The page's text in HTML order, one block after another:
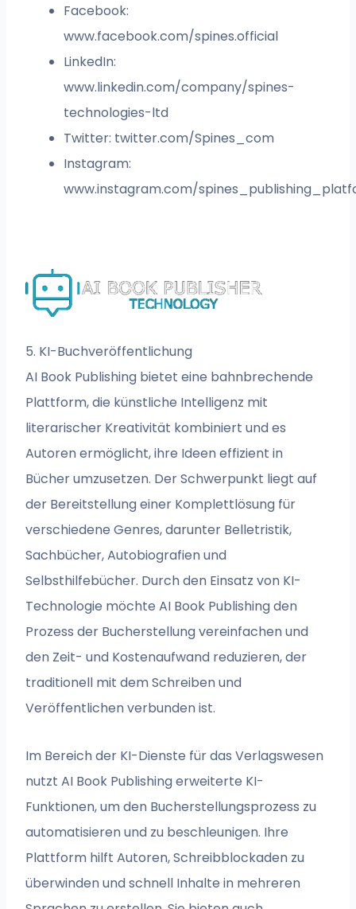
Facebook:
www.facebook.com/spines.official
LinkedIn:
www.linkedin.com/company/spines-
technologies-ltd
Twitter: twitter.com/Spines_com
Instagram:
www.instagram.com/
5. KI-Buchveröffentlichung
AI Book Publishing bietet eine bahnbrechende
Plattform, die künstliche Intelligenz mit
literarischer Kreativität kombiniert und es
Autoren ermöglicht, ihre Ideen effizient in
Bücher umzusetzen. Der Schwerpunkt liegt auf
der Bereitstellung einer Komplettlösung für
verschiedene Genres, darunter Belletristik,
Sachbücher, Autobiografien und
Selbsthilfebücher. Durch den Einsatz von KI-
Technologie möchte AI Book Publishing den
Prozess der Bucherstellung vereinfachen und
den Zeit- und Kostenaufwand reduzieren, der
traditionell mit dem Schreiben und
Veröffentlichen verbunden ist.
Im Bereich der KI-Dienste für das Verlagswesen
nutzt AI Book Publishing erweiterte KI-
Funktionen, um den Bucherstellungsprozess zu
automatisieren und zu beschleunigen. Ihre
Plattform hilft Autoren, Schreibblockaden zu
überwinden und schnell Inhalte in mehreren